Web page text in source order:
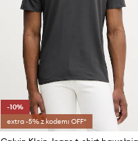
-10%
extra -5% z kodem: OFF*